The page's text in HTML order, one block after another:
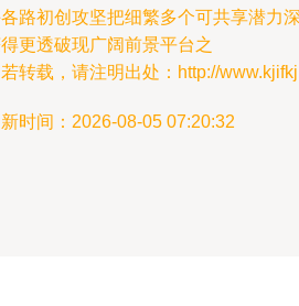
路初创攻坚把细繁多个可共享潜力
更透破现广阔前景平台之
转载，请注明出处：http://
时间：2026-08-05 07:20:32